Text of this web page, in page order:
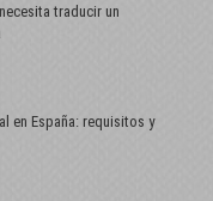
traducir un
en España: requisitos y